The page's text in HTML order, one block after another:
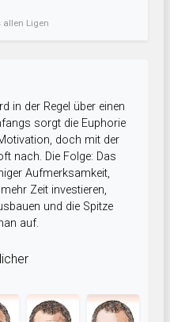
Ligen
in der Regel über einen
sorgt die Euphorie
doch mit der
nach. Die Folge: Das
Aufmerksamkeit,
Zeit investieren,
und die Spitze
auf.